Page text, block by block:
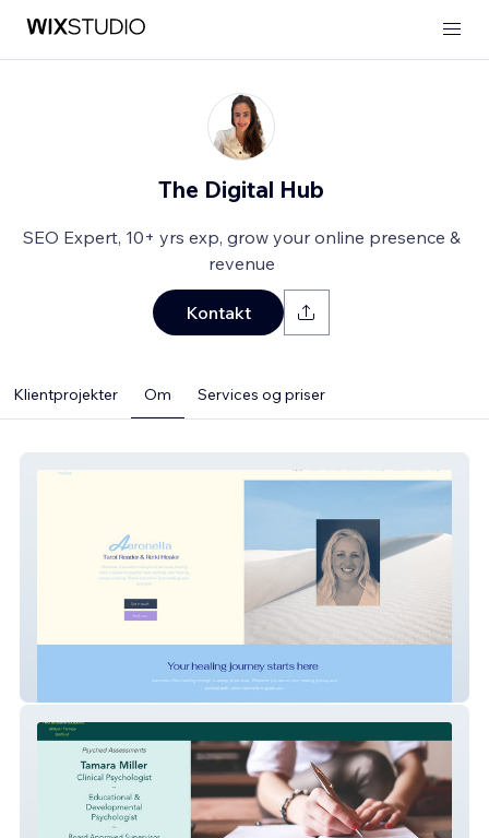
The Digital Hub
SEO Expert, 10+ yrs exp, grow your online presence &
revenue
Kontakt
Klientprojekter Om Services og priser
Aaronella - Tarot Readings & Reiki